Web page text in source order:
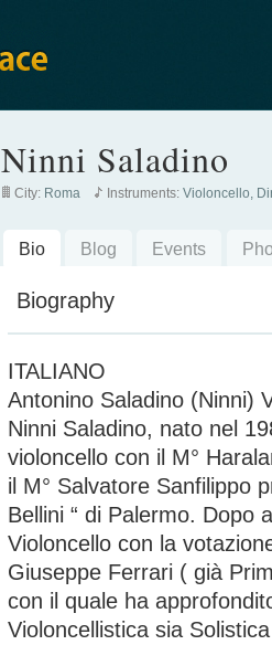
Ninni Saladino
City: Roma Instruments: Violoncello,
Bio Blog Events
Biography
ITALIANO
Antonino Saladino (Ninni)
Ninni Saladino, nato nel
violoncello con il M°
il M° Salvatore Sanfilippo
Bellini “ di Palermo. Dopo
Violoncello con la
Giuseppe Ferrari ( già
con il quale ha
Violoncellistica sia